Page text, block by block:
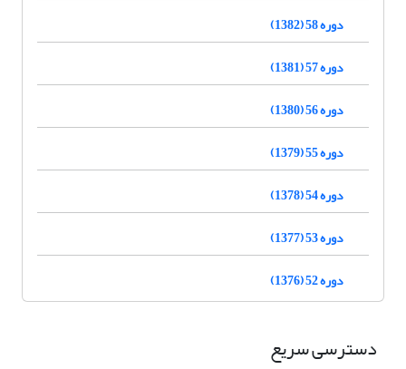
دوره 58 (1382)
دوره 57 (1381)
دوره 56 (1380)
دوره 55 (1379)
دوره 54 (1378)
دوره 53 (1377)
دوره 52 (1376)
دسترسی سریع